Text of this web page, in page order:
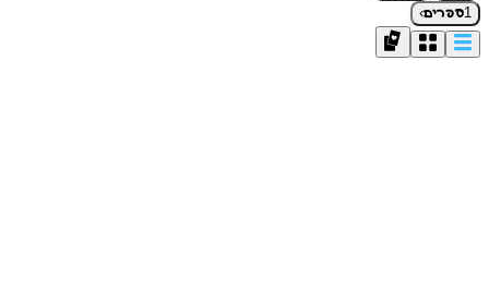
1ספרים›